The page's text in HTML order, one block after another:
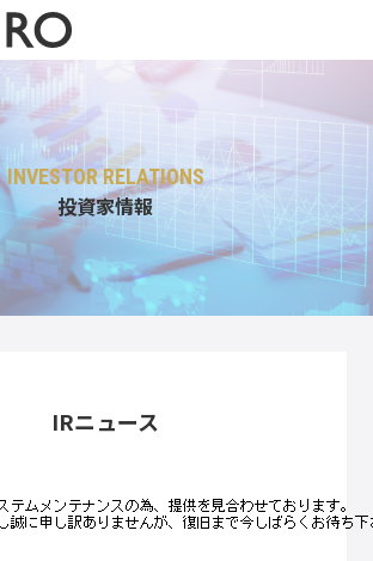
INVESTOR RELATIONS
投資家情報
IRニュース